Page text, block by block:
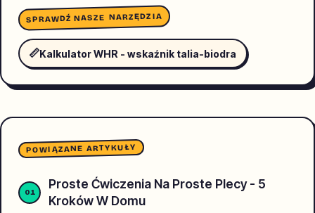
SPRAWDŹ NASZE NARZĘDZIA
📏Kalkulator WHR - wskaźnik talia-biodra
POWIĄZANE ARTYKUŁY
Proste Ćwiczenia Na Proste Plecy - 5
Kroków W Domu